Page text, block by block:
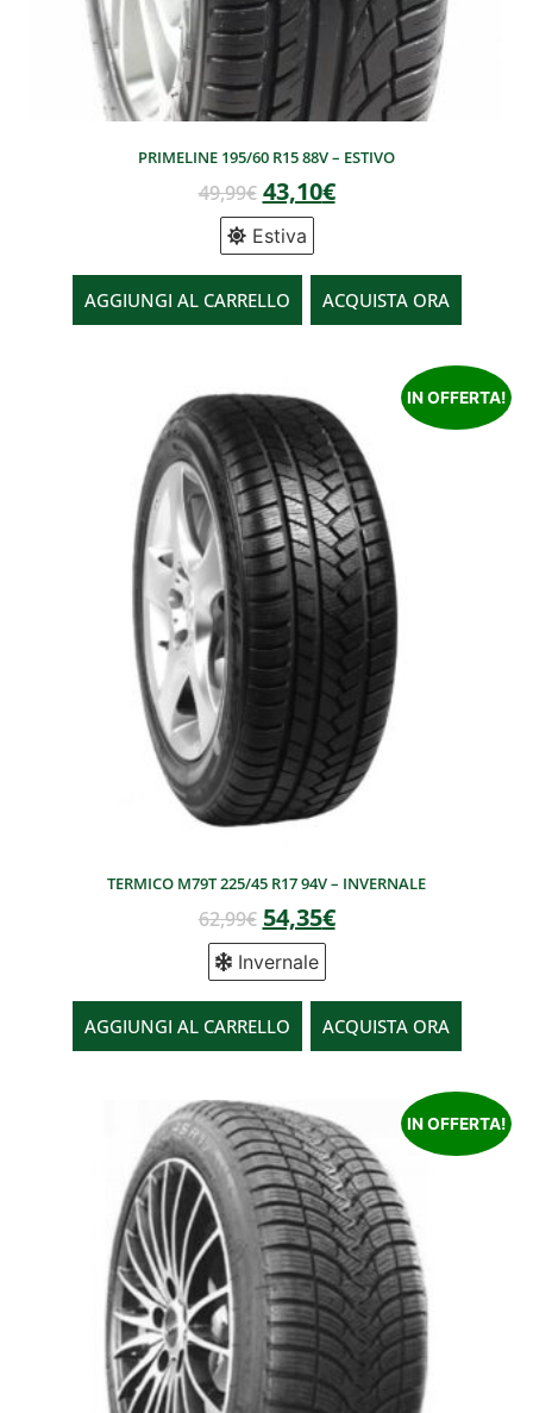
PRIMELINE 195/60 R15 88V – ESTIVO
49,99€ 43,10€
Estiva
AGGIUNGI AL CARRELLO ACQUISTA ORA
IN OFFERTA!
TERMICO M79T 225/45 R17 94V – INVERNALE
62,99€ 54,35€
Invernale
AGGIUNGI AL CARRELLO ACQUISTA ORA
IN OFFERTA!